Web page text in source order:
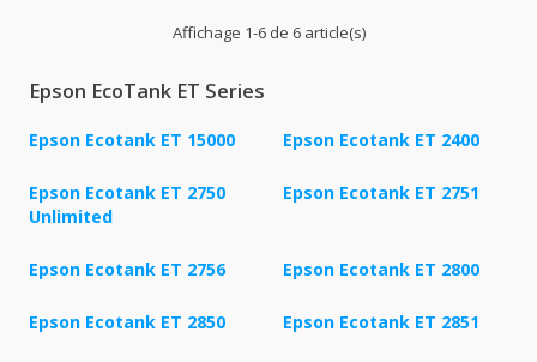
Affichage 1-6 de 6 article(s)
Epson EcoTank ET Series
Epson Ecotank ET 15000 Epson Ecotank ET 2400
Epson Ecotank ET 2750
Unlimited
Epson Ecotank ET 2751
Epson Ecotank ET 2756 Epson Ecotank ET 2800
Epson Ecotank ET 2850 Epson Ecotank ET 2851